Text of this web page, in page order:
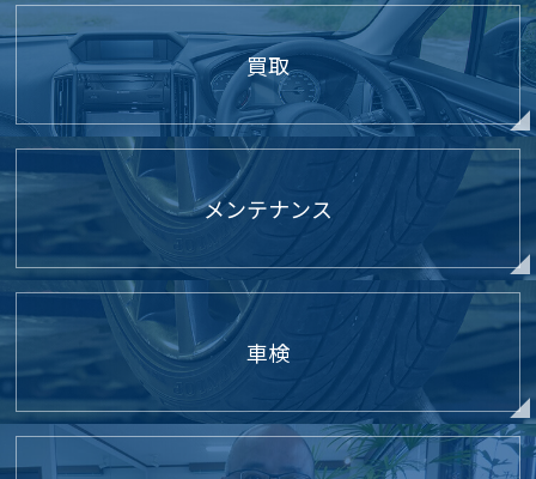
買取
メンテナンス
車検